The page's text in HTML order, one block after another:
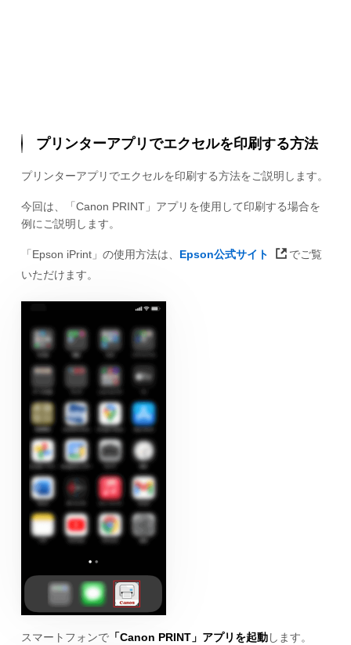
プリンターアプリでエクセルを印刷する方法
プリンターアプリでエクセルを印刷する方法をご説明します。
今回は、「Canon PRINT」アプリを使用して印刷する場合を
例にご説明します。
「Epson iPrint」の使用方法は、 Epson公式サイト
でご覧
いただけます。
スマートフォンで「Canon PRINT」アプリを起動します。